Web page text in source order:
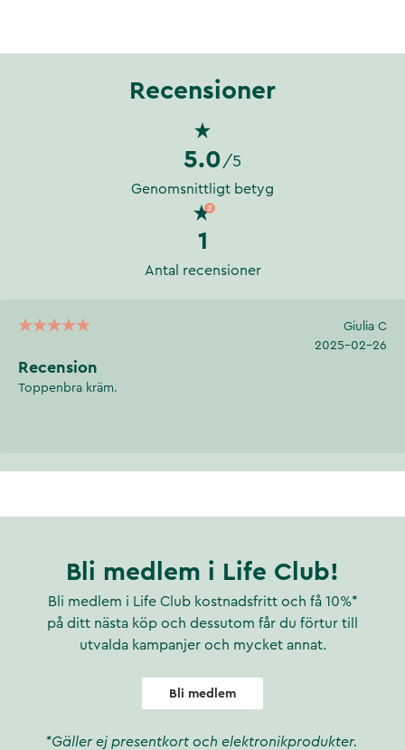
Recensioner
5.0 /5
Genomsnittligt betyg
1
Antal recensioner
Giulia C
2025-02-26
Recension
Toppenbra kräm.
Bli medlem i Life Club!
Bli medlem i Life Club kostnadsfritt och få 10%*
på ditt nästa köp och dessutom får du förtur till
utvalda kampanjer och mycket annat.
Bli medlem
*Gäller ej presentkort och elektronikprodukter.